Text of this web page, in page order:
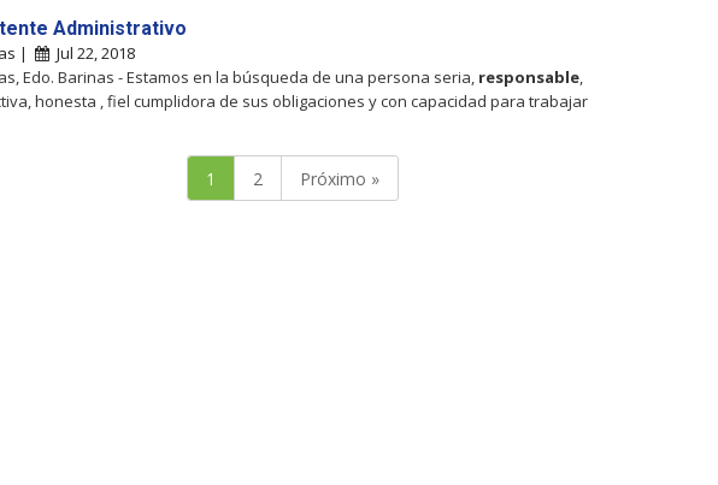
Administrativo
|
Jul 22, 2018
Edo. Barinas - Estamos en la búsqueda de una persona seria, responsable,
honesta , fiel cumplidora de sus obligaciones y con capacidad para trabajar
1 2 Próximo »